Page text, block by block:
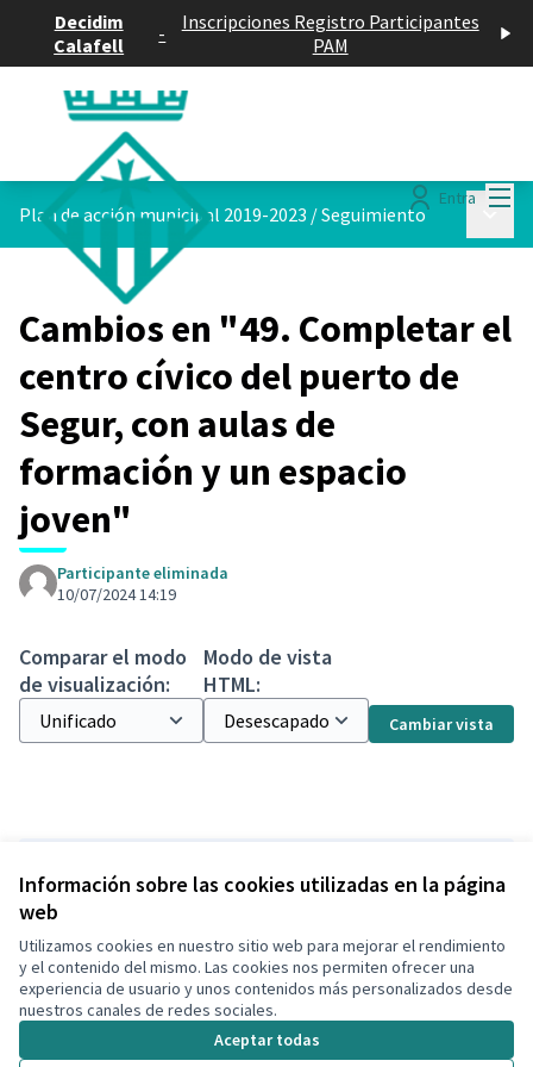
Información sobre las cookies utilizadas en la página
web
Utilizamos cookies en nuestro sitio web para mejorar el rendimiento
y el contenido del mismo. Las cookies nos permiten ofrecer una
experiencia de usuario y unos contenidos más personalizados desde
nuestros canales de redes sociales.
Aceptar todas
Decidim
Calafell
-
Inscripciones Registro Participantes
PAM
Entra
Plan de acción municipal 2019-2023 /Seguimiento
Cambios en "49. Completar el
centro cívico del puerto de
Segur, con aulas de
formación y un espacio
joven"
Participante eliminada
10/07/2024 14:19
Comparar el modo
de visualización:
Modo de vista
HTML:
Cambiar vista
Términos y condiciones de uso
Configuración de cookies
Decidim Calafell en X
(Enlace externo)
Decidim Calafell en Facebook
Decidim Calafell en YouTube
Decidim Calafell en GitHub
(Enlace externo)